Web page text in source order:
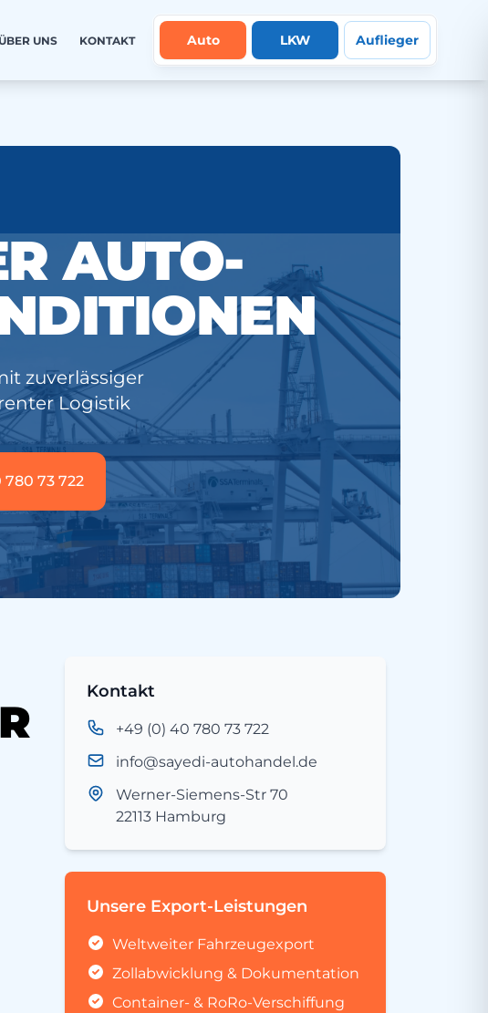
ÜBER UNS KONTAKT Auto LKW Auflieger
AUTO-
zuverlässiger
Logistik
780 73 722
Kontakt
+49 (0) 40 780 73 722
info@sayedi-autohandel.de
Werner-Siemens-Str 70
22113 Hamburg
Unsere Export-Leistungen
Weltweiter Fahrzeugexport
Zollabwicklung & Dokumentation
Container- & RoRo-Verschiffung